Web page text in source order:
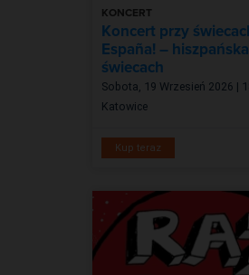
KONCERT
Koncert przy
España! –
świecach
Sobota, 19 Wrzesień 2026 |
Katowice
Kup teraz